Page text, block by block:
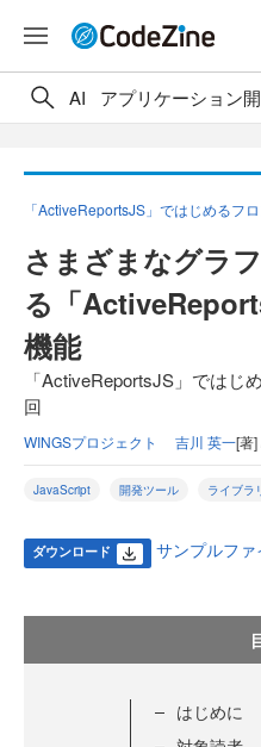
AI アプリケーション
「ActiveReportsJS」ではじめるフ
さまざまなグラ
る「
機能
「ActiveReportsJS」ではじ
回
WINGSプロジェクト 吉川 英一[著]
JavaScript 開発ツール ライブラ
ダウンロード サンプルフ
はじめに